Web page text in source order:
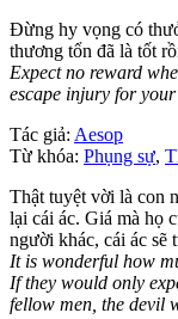
Đừng hy vọng có
thương tổn đã là tốt
Expect no reward
escape injury for
Tác giả: Aesop
Từ khóa: Phụng sự,
Thật tuyệt vời là con
lại cái ác. Giá mà họ
người khác, cái ác sẽ
It is wonderful how
If they would only
fellow men, the devil